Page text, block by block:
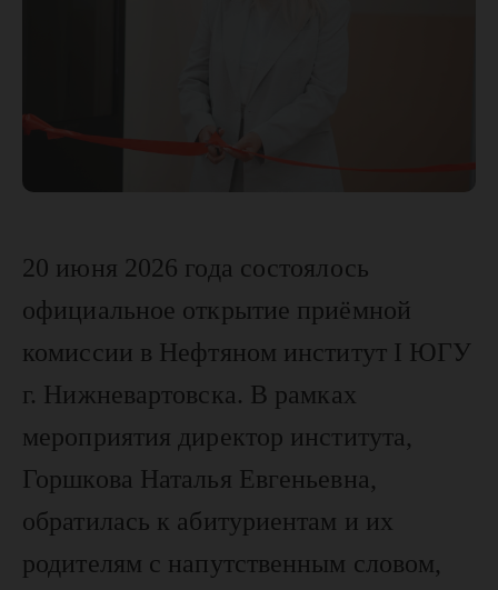
20 июня 2026 года состоялось
официальное открытие приёмной
комиссии в Нефтяном институт I ЮГУ
г. Нижневартовска. В рамках
мероприятия директор института,
Горшкова Наталья Евгеньевна,
обратилась к абитуриентам и их
родителям с напутственным словом,